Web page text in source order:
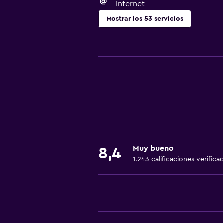
Internet
Mostrar los 53 servicios
Wifi gratis
Extinguidor
8,4 Muy bueno
1.243 calificaciones